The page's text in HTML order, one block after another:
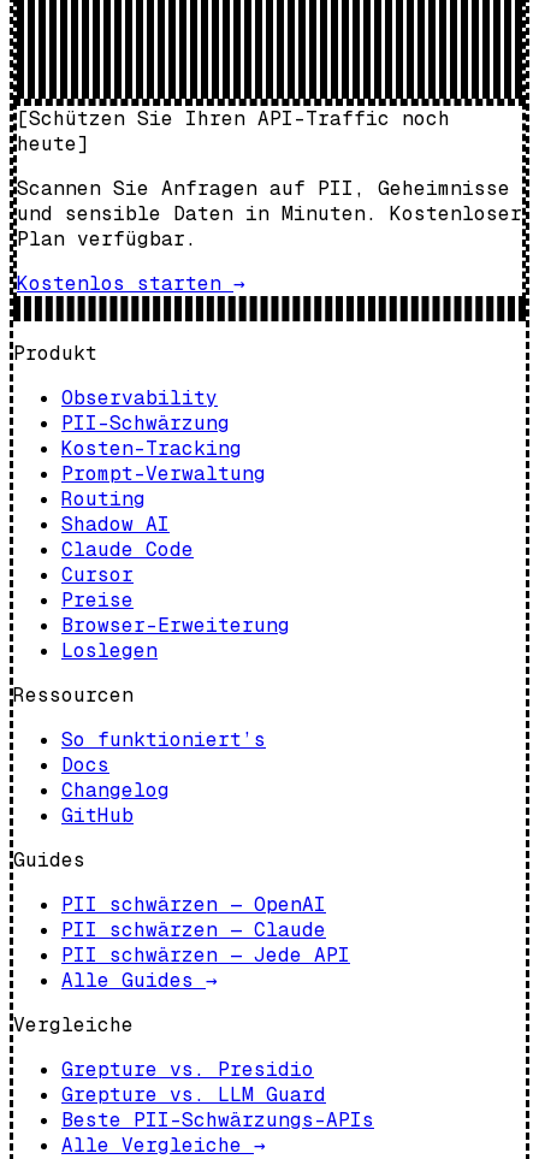
[Schützen Sie Ihren API-Traffic noch
heute]
Scannen Sie Anfragen auf PII, Geheimnisse
und sensible Daten in Minuten. Kostenloser
Plan verfügbar.
Kostenlos starten →
Produkt
Observability
PII-Schwärzung
Kosten-Tracking
Prompt-Verwaltung
Routing
Shadow AI
Claude Code
Cursor
Preise
Browser-Erweiterung
Loslegen
Ressourcen
So funktioniert’s
Docs
Changelog
GitHub
Guides
PII schwärzen — OpenAI
PII schwärzen — Claude
PII schwärzen — Jede API
Alle Guides →
Vergleiche
Grepture vs. Presidio
Grepture vs. LLM Guard
Beste PII-Schwärzungs-APIs
Alle Vergleiche →